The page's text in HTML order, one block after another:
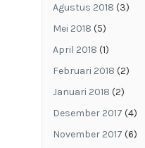
Agustus 2018 (3)
Mei 2018 (5)
April 2018 (1)
Februari 2018 (2)
Januari 2018 (2)
Desember 2017 (4)
November 2017 (6)